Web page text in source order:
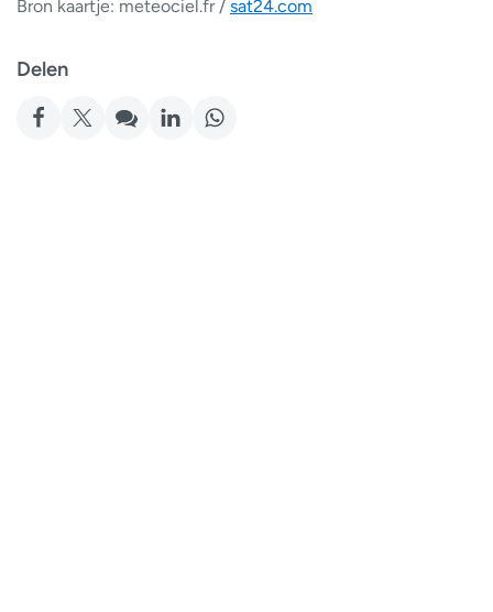
Bron kaartje: meteociel.fr / sat24.com
Delen